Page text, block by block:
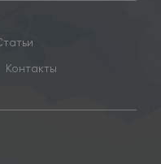
Контакты